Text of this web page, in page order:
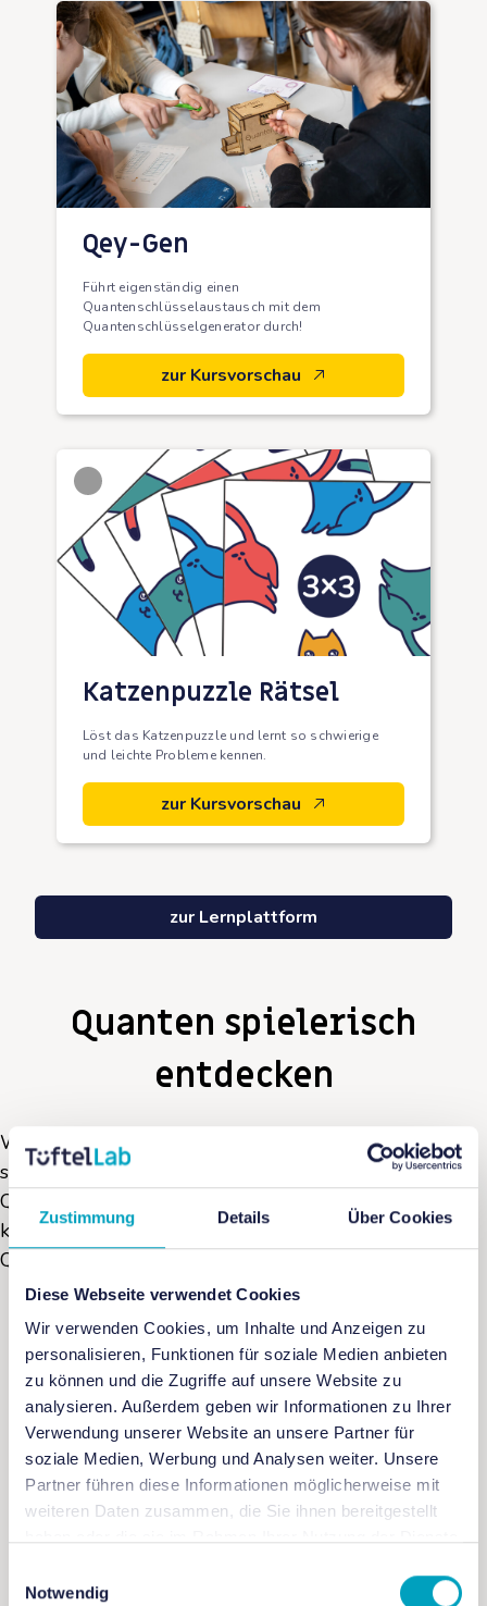
Zustimmung Details Über Cookies
Diese Webseite verwendet Cookies
Wir verwenden Cookies, um Inhalte und Anzeigen zu
personalisieren, Funktionen für soziale Medien anbieten
zu können und die Zugriffe auf unsere Website zu
analysieren. Außerdem geben wir Informationen zu Ihrer
Verwendung unserer Website an unsere Partner für
soziale Medien, Werbung und Analysen weiter. Unsere
Partner führen diese Informationen möglicherweise mit
weiteren Daten zusammen, die Sie ihnen bereitgestellt
Notwendig
Qey-Gen
Führt eigenständig einen
Quantenschlüsselaustausch mit dem
Quantenschlüsselgenerator durch!
zur Kursvorschau
Katzenpuzzle Rätsel
Löst das Katzenpuzzle und lernt so schwierige
und leichte Probleme kennen.
zur Kursvorschau
zur Lernplattform
Quanten spielerisch
entdecken
Wir glauben, dass wir am besten lernen, indem wir
selber ausprobieren. Deshalb könnt ihr in unseren
Quantenprojekten nicht nur zuschauen. Mit unseren
konzipierten Spielen lernt ihr die Grundlagen der
Quantenmechanik kennen:
TüftelBox